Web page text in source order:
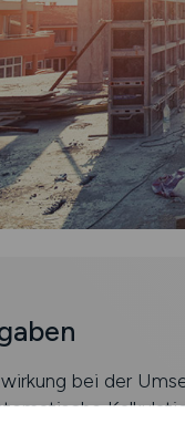
bei der